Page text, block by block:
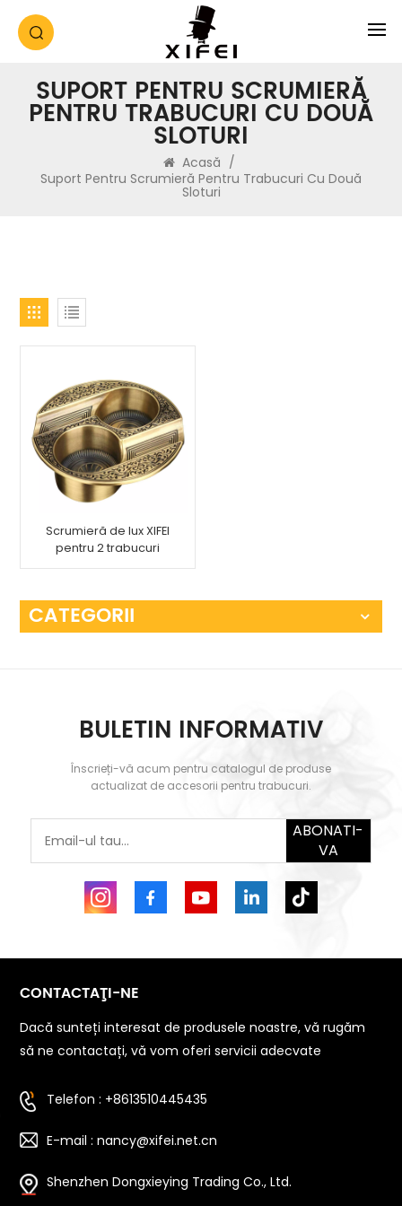
SUPORT PENTRU SCRUMIERĂ
PENTRU TRABUCURI CU DOUĂ
SLOTURI
Acasă /
Suport Pentru Scrumieră Pentru Trabucuri Cu Două
Sloturi
Scrumieră de lux XIFEI
pentru 2 trabucuri
CATEGORII
BULETIN INFORMATIV
Înscrieți-vă acum pentru catalogul de produse
actualizat de accesorii pentru trabucuri.
ABONATI-
VA
CONTACTAŢI-NE
Dacă sunteți interesat de produsele noastre, vă rugăm
să ne contactați, vă vom oferi servicii adecvate
Telefon : +8613510445435
E-mail : nancy@xifei.net.cn
Shenzhen Dongxieying Trading Co., Ltd.